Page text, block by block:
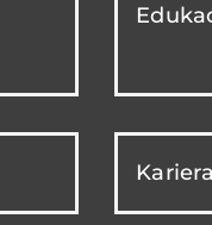
Kariera